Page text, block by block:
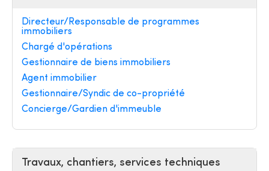
Directeur/Responsable de programmes
immobiliers
Chargé d'opérations
Gestionnaire de biens immobiliers
Agent immobilier
Gestionnaire/Syndic de co-propriété
Concierge/Gardien d'immeuble
Travaux, chantiers, services techniques